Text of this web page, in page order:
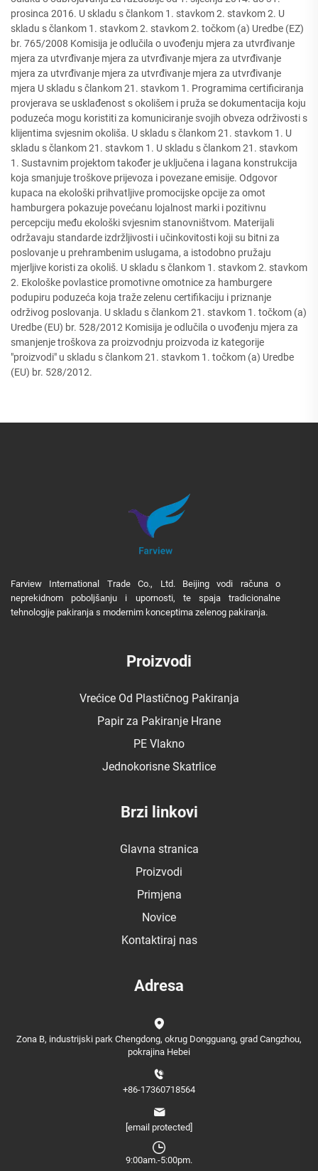
prosinca 2016. U skladu s člankom 1. stavkom 2. stavkom 2. U
skladu s člankom 1. stavkom 2. stavkom 2. točkom (a) Uredbe (EZ)
br. 765/2008 Komisija je odlučila o uvođenju mjera za utvrđivanje
mjera za utvrđivanje mjera za utvrđivanje mjera za utvrđivanje
mjera za utvrđivanje mjera za utvrđivanje mjera za utvrđivanje
mjera U skladu s člankom 21. stavkom 1. Programima certificiranja
provjerava se usklađenost s okolišem i pruža se dokumentacija koju
poduzeća mogu koristiti za komuniciranje svojih obveza održivosti s
klijentima svjesnim okoliša. U skladu s člankom 21. stavkom 1. U
skladu s člankom 21. stavkom 1. U skladu s člankom 21. stavkom
1. Sustavnim projektom također je uključena i lagana konstrukcija
koja smanjuje troškove prijevoza i povezane emisije. Odgovor
kupaca na ekološki prihvatljive promocijske opcije za omot
hamburgera pokazuje povećanu lojalnost marki i pozitivnu
percepciju među ekološki svjesnim stanovništvom. Materijali
održavaju standarde izdržljivosti i učinkovitosti koji su bitni za
poslovanje u prehrambenim uslugama, a istodobno pružaju
mjerljive koristi za okoliš. U skladu s člankom 1. stavkom 2. stavkom
2. Ekološke povlastice promotivne omotnice za hamburgere
podupiru poduzeća koja traže zelenu certifikaciju i priznanje
održivog poslovanja. U skladu s člankom 21. stavkom 1. točkom (a)
Uredbe (EU) br. 528/2012 Komisija je odlučila o uvođenju mjera za
smanjenje troškova za proizvodnju proizvoda iz kategorije
"proizvodi" u skladu s člankom 21. stavkom 1. točkom (a) Uredbe
(EU) br. 528/2012.
Farview International Trade Co., Ltd. Beijing vodi računa o
neprekidnom poboljšanju i upornosti, te spaja tradicionalne
tehnologije pakiranja s modernim konceptima zelenog pakiranja.
Proizvodi
Vrećice Od Plastičnog Pakiranja
Papir za Pakiranje Hrane
PE Vlakno
Jednokorisne Skatrlice
Brzi linkovi
Glavna stranica
Proizvodi
Primjena
Novice
Kontaktiraj nas
Adresa
Zona B, industrijski park Chengdong, okrug Dongguang, grad Cangzhou,
pokrajina Hebei
+86-17360718564
[email protected]
9:00am.-5:00pm.